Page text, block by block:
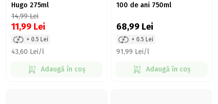
Hugo 275ml
14,99Lei
11,99 Lei
+ 0.5 Lei
43,60 Lei/l
Adaugă în coș
100 de ani 750ml
68,99 Lei
+ 0.5 Lei
91,99 Lei/l
Adaugă în coș